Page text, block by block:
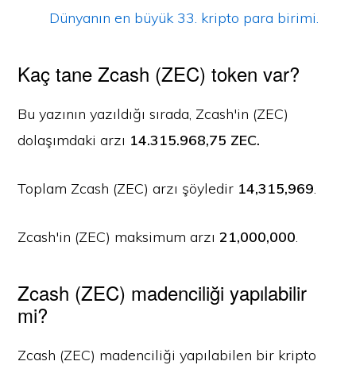
Dünyanın en büyük 33. kripto para birimi.
Kaç tane Zcash (ZEC) token var?
Bu yazının yazıldığı sırada, Zcash'in (ZEC)
dolaşımdaki arzı 14.315.968,75 ZEC.
Toplam Zcash (ZEC) arzı şöyledir 14,315,969.
Zcash'in (ZEC) maksimum arzı21,000,000.
Zcash (ZEC) madenciliği yapılabilir
mi?
Zcash (ZEC) madenciliği yapılabilen bir kripto